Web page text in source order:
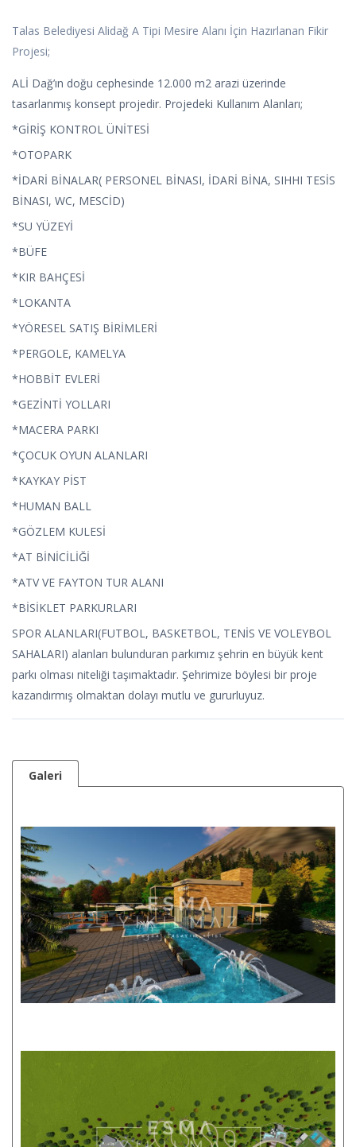
Talas Belediyesi Alidağ A Tipi Mesire Alanı İçin Hazırlanan Fikir
Projesi;
ALİ Dağ’ın doğu cephesinde 12.000 m2 arazi üzerinde
tasarlanmış konsept projedir. Projedeki Kullanım Alanları;
*GİRİŞ KONTROL ÜNİTESİ
*OTOPARK
*İDARİ BİNALAR( PERSONEL BİNASI, İDARİ BİNA, SIHHI TESİS
BİNASI, WC, MESCİD)
*SU YÜZEYİ
*BÜFE
*KIR BAHÇESİ
*LOKANTA
*YÖRESEL SATIŞ BİRİMLERİ
*PERGOLE, KAMELYA
*HOBBİT EVLERİ
*GEZİNTİ YOLLARI
*MACERA PARKI
*ÇOCUK OYUN ALANLARI
*KAYKAY PİST
*HUMAN BALL
*GÖZLEM KULESİ
*AT BİNİCİLİĞİ
*ATV VE FAYTON TUR ALANI
*BİSİKLET PARKURLARI
SPOR ALANLARI(FUTBOL, BASKETBOL, TENİS VE VOLEYBOL
SAHALARI) alanları bulunduran parkımız şehrin en büyük kent
parkı olması niteliği taşımaktadır. Şehrimize böylesi bir proje
kazandırmış olmaktan dolayı mutlu ve gururluyuz.
Galeri